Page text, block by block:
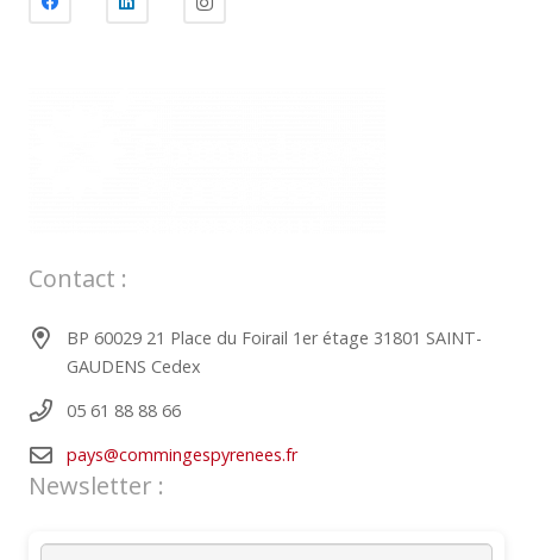
Contact :
BP 60029 21 Place du Foirail 1er étage 31801 SAINT-
GAUDENS Cedex
05 61 88 88 66
pays@commingespyrenees.fr
Newsletter :